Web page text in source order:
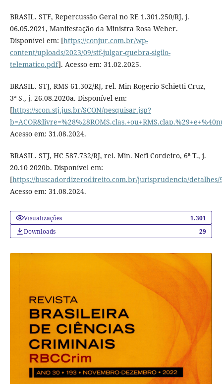
BRASIL. STF, Repercussão Geral no RE 1.301.250/RJ, j.
06.05.2021, Manifestação da Ministra Rosa Weber.
Disponível em: [https://conjur.com.br/wp-
content/uploads/2023/09/stf-julgar-quebra-sigilo-
telematico.pdf]. Acesso em: 31.02.2025.
BRASIL. STJ, RMS 61.302/RJ, rel. Min Rogerio Schietti Cruz,
3ª S., j. 26.08.2020a. Disponível em:
[https://scon.stj.jus.br/SCON/pesquisar.jsp?
Acesso em: 31.08.2024.
BRASIL. STJ, HC 587.732/RJ, rel. Min. Nefi Cordeiro, 6ª T., j.
20.10 2020b. Disponível em:
[https://buscadordizerodireito.com.br/jurisprudencia/detalhes/
Acesso em: 31.08.2024.
Visualizações
1.301
Downloads
29